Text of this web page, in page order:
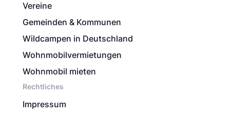
Vereine
Gemeinden & Kommunen
Wildcampen in Deutschland
Wohnmobilvermietungen
Wohnmobil mieten
Rechtliches
Impressum